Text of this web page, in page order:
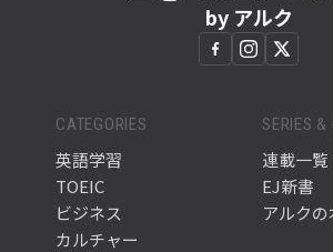
by アルク
CATEGORIES
英語学習
TOEIC
ビジネス
カルチャー
SERIES &
連載一覧
EJ新書
アルクの